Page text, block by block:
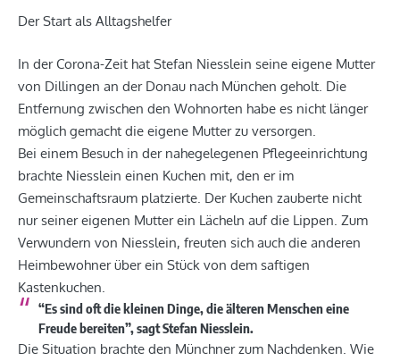
Der Start als Alltagshelfer
In der Corona-Zeit hat Stefan Niesslein seine eigene Mutter
von Dillingen an der Donau nach München geholt. Die
Entfernung zwischen den Wohnorten habe es nicht länger
möglich gemacht die eigene Mutter zu versorgen.
Bei einem Besuch in der nahegelegenen Pflegeeinrichtung
brachte Niesslein einen Kuchen mit, den er im
Gemeinschaftsraum platzierte. Der Kuchen zauberte nicht
nur seiner eigenen Mutter ein Lächeln auf die Lippen. Zum
Verwundern von Niesslein, freuten sich auch die anderen
Heimbewohner über ein Stück von dem saftigen
Kastenkuchen.
“Es sind oft die kleinen Dinge, die älteren Menschen eine
Freude bereiten”, sagt Stefan Niesslein.
Die Situation brachte den Münchner zum Nachdenken. Wie